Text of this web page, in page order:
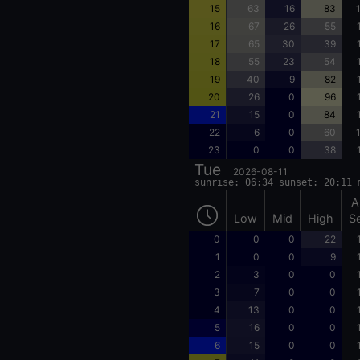
15
63 16 83
16
67 26 55
17
65 30 39
18
55 23 54
19
40 9 82
20
26 0 96
21
15 0 84
22
6 0 60
23
0 0 38
Tue 2026-08-11
sunrise: 06:34 sunset: 20:11
Low Mid High
0 0 0 22
1
0 0 9
2
3 0 0
3
7 0 0
4
13 0 0
5
16 0 0
6
15 0 0